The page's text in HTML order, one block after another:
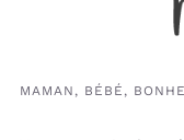
MAMAN, BÉBÉ,